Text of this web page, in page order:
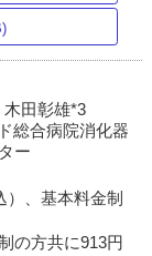
木田彰雄*3
総合病院消化器
ー
、基本料金制
の方共に913円